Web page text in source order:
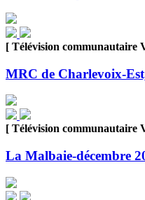
[ Télévision communautaire
MRC de Charlevoix-
[ Télévision communautaire
La Malbaie-décembre